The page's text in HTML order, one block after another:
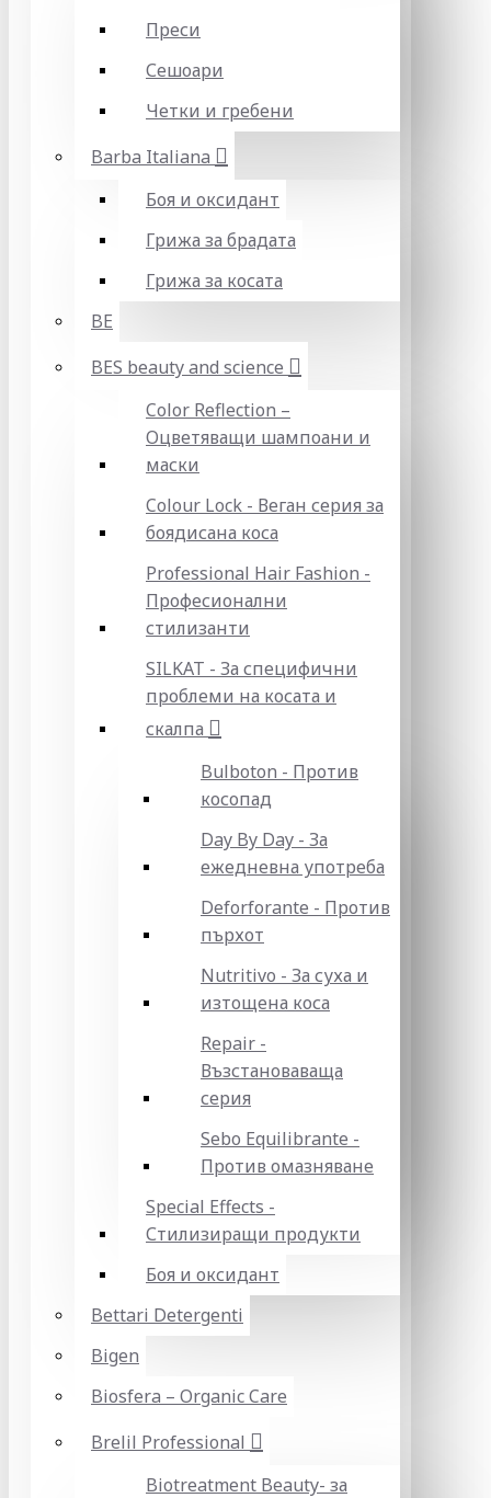
Преси
Сешоари
Четки и гребени
Barba Italiana
Боя и оксидант
Грижа за брадата
Грижа за косата
BE
BES beauty and science
Color Reflection –
Оцветяващи шампоани и
маски
Colour Lock - Веган серия за
боядисана коса
Professional Hair Fashion -
Професионални
стилизанти
SILKAT - За специфични
проблеми на косата и
скалпа
Bulboton - Против
косопад
Day By Day - За
ежедневна употреба
Deforforante - Против
пърхот
Nutritivo - За суха и
изтощена коса
Repair -
Възстановаваща
серия
Sebo Equilibrante -
Против омазняване
Special Effects -
Стилизиращи продукти
Боя и оксидант
Bettari Detergenti
Bigen
Biosfera – Organic Care
Brelil Professional
Biotreatment Beauty- за